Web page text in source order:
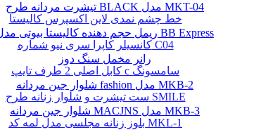
خط چشم نمدی لاین اکسپرس کالیستا
کانسیلر کاپرا سری نیو شماره C04
کابل اصلی 2 طرف تایپ c سامسونگ
ست تیشرت و شلوار زنانه طرح SMILE
بلوز زنانه مجلسی مدل لمه کد MKL-1
تیشرت مردانه طرح BLACK مدل MKT-04
ریمل حجم دهنده کالیستا بیوتی مدل BB Express
رانر مخمل سنگ دوز
شلوار جین مردانه fashion مدل MKB-2
شلوار جین مردانه MACJNS مدل MKB-3